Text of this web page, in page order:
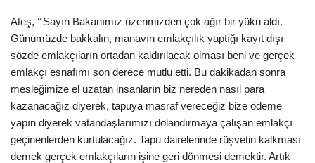
Ateş, “Sayın Bakanımız üzerimizden çok ağır bir yükü aldı.
Günümüzde bakkalın, manavın emlakçılık yaptığı kayıt dışı
sözde emlakçıların ortadan kaldırılacak olması beni ve gerçek
emlakçı esnafımı son derece mutlu etti. Bu dakikadan sonra
mesleğimize el uzatan insanların biz nereden nasıl para
kazanacağız diyerek, tapuya masraf vereceğiz bize ödeme
yapın diyerek vatandaşlarımızı dolandırmaya çalışan emlakçı
geçinenlerden kurtulacağız. Tapu dairelerinde rüşvetin kalkması
demek gerçek emlakçıların işine geri dönmesi demektir. Artık